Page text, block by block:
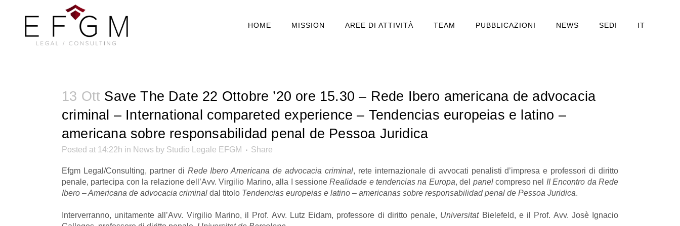
HOME MISSION AREE DI ATTIVITÀ TEAM PUBBLICAZIONI NEWS SEDI IT
13 Ott Save The Date 22 Ottobre ’20 ore 15.30 – Rede Ibero americana de advocacia
criminal – International compareted experience – Tendencias europeias e latino –
americana sobre responsabilidad penal de Pessoa Juridica
Posted at 14:22h in News by Studio Legale EFGM Share
Efgm Legal/Consulting, partner di Rede Ibero Americana de advocacia criminal, rete internazionale di avvocati penalisti d’impresa e professori di diritto
penale, partecipa con la relazione dell’Avv. Virgilio Marino, alla I sessioneRealidade e tendencias na Europa, del panelcompreso nel II Encontro da Rede
Ibero – Americana de advocacia criminal dal titolo Tendencias europeias e latino – americanas sobre responsabilidad penal de Pessoa Juridica.
Interverranno, unitamente all’Avv. Virgilio Marino, il Prof. Avv. Lutz Eidam, professore di diritto penale, UniversitatBielefeld, e il Prof. Avv. Josè Ignacio